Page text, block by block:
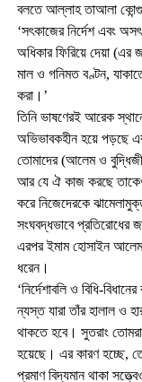
বলতে আল্লাহ তাআলা
‘সৎকাজের নির্দেশ এবং
অধিকার ফিরিয়ে দেয়া (এর
মাল ও গনিমত বণ্টন,
করা।’
তিনি ভাষণেরই আরেক
অভিভাবকহীন হয়ে পড়ছে
তোমাদের (আলেম ও
আর যে ঐ কাজ করছে
করে নিজেদেরকে
সংঘবদ্ধভাবে প্রতিরোধের
এরপর ইমাম হোসাইন আলেম
ধরেন।
‘নির্দেশাবলি ও বিধি-
ন্যস্ত যারা তাঁর হালাল ও
থাকতে হবে। সুতরাং তোমরা
হয়েছে। এর কারণ হচ্ছে,
প্রমাণ বিদ্যমান থাকা